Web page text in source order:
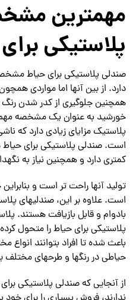
مهمترین
پلاستیکی
صندلی پلاستیکی برای حیاط
دارد. از بین آنها اما مواردی
همچنین جلوگیری از کدر شدن رنگ
خورشید به عنوان یک مشخصه
پلاستیک مزایای زیادی دارد که
است. صندلی پلاستیکی برای
کمتری دارد و همچنین نیاز به
تولید آنها راحت تر است و بنابراین
است. علاوه بر این، صندلیهای
بادوام و قابل بازیافت هستند.
پلاستیکی برای حیاط را متحول
باعث شده تا افراد بتوانند انواع
حیاطی در رنگها و طرحهای مختلف
از آنجایی که صندلی پلاستیکی